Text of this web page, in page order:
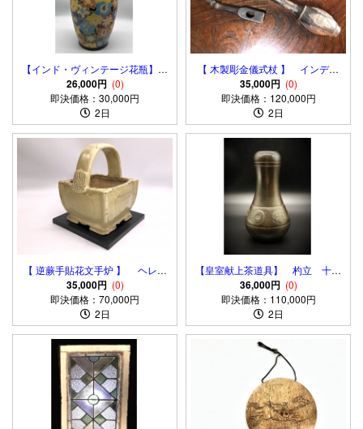
【インド・ヴィンテージ花瓶】
八彩唐花尽し 刻印有 コレクタ
ー放出品
26,000円 (0)
即決価格：30,000円
2日
【 木製彫金儀式杖 】 インディ
オ（南米先住） マプチェ/ケマ
ムル
35,000円 (0)
即決価格：120,000円
2日
【 逆蕨手貼花文手炉 】 ヘレニ
ズム文化
35,000円 (0)
即決価格：70,000円
2日
【皇室献上茶道具】 杓立 十六
弁八重表菊・五七桐文 高肉手彫
り 蔵出初
36,000円 (0)
即決価格：110,000円
2日